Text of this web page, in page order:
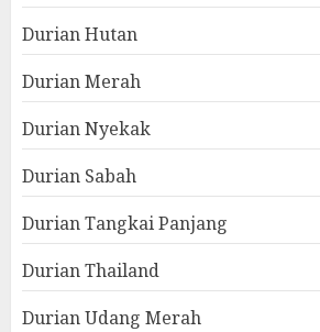
Durian Hutan
Durian Merah
Durian Nyekak
Durian Sabah
Durian Tangkai Panjang
Durian Thailand
Durian Udang Merah